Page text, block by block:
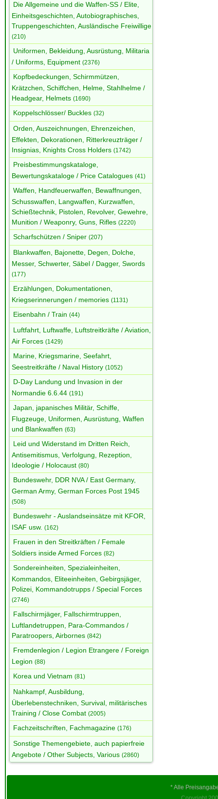
Die Allgemeine und die Waffen-SS / Elite,
Einheitsgeschichten, Autobiographisches,
Truppengeschichten, Ausländische Freiwillige
(210)
Uniformen, Bekleidung, Ausrüstung, Militaria
/ Uniforms, Equipment (2376)
Kopfbedeckungen, Schirmmützen,
Krätzchen, Schiffchen, Helme, Stahlhelme /
Headgear, Helmets (1690)
Koppelschlösser/ Buckles (32)
Orden, Auszeichnungen, Ehrenzeichen,
Effekten, Dekorationen, Ritterkreuzträger /
Insignias, Knights Cross Holders (1742)
Preisbestimmungskataloge,
Bewertungskataloge / Price Catalogues (41)
Waffen, Handfeuerwaffen, Bewaffnungen,
Schusswaffen, Langwaffen, Kurzwaffen,
Schießtechnik, Pistolen, Revolver, Gewehre,
Munition / Weaponry, Guns, Rifles (2220)
Scharfschützen / Sniper (207)
Blankwaffen, Bajonette, Degen, Dolche,
Messer, Schwerter, Säbel / Dagger, Swords
(177)
Erzählungen, Dokumentationen,
Kriegserinnerungen / memories (1131)
Eisenbahn / Train (44)
Luftfahrt, Luftwaffe, Luftstreitkräfte / Aviation,
Air Forces (1429)
Marine, Kriegsmarine, Seefahrt,
Seestreitkräfte / Naval History (1052)
D-Day Landung und Invasion in der
Normandie 6.6.44 (191)
Japan, japanisches Militär, Schiffe,
Flugzeuge, Uniformen, Ausrüstung, Waffen
und Blankwaffen (63)
Leid und Widerstand im Dritten Reich,
Antisemitismus, Verfolgung, Rezeption,
Ideologie / Holocaust (80)
Bundeswehr, DDR NVA / East Germany,
German Army, German Forces Post 1945
(508)
Bundeswehr - Auslandseinsätze mit KFOR,
ISAF usw. (162)
Frauen in den Streitkräften / Female
Soldiers inside Armed Forces (82)
Sondereinheiten, Spezialeinheiten,
Kommandos, Eliteeinheiten, Gebirgsjäger,
Polizei, Kommandotrupps / Special Forces
(2746)
Fallschirmjäger, Fallschirmtruppen,
Luftlandetruppen, Para-Commandos /
Paratroopers, Airbornes (842)
Fremdenlegion / Legion Etrangere / Foreign
Legion (88)
Korea und Vietnam (81)
Nahkampf, Ausbildung,
Überlebenstechniken, Survival, militärisches
Training / Close Combat (2005)
Fachzeitschriften, Fachmagazine (176)
Sonstige Themengebiete, auch papierfreie
Angebote / Other Subjects, Various (2860)
* Alle